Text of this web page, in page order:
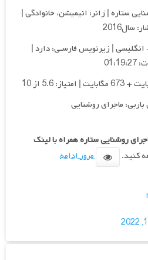
ستاره | ژانر: انیمیشن، خانوادگی |
سال2016
انگلیسی | زیرنویس فارسـی: دارد |
روشنایی ستاره همراه با لینک
کنید. مرور ادامه